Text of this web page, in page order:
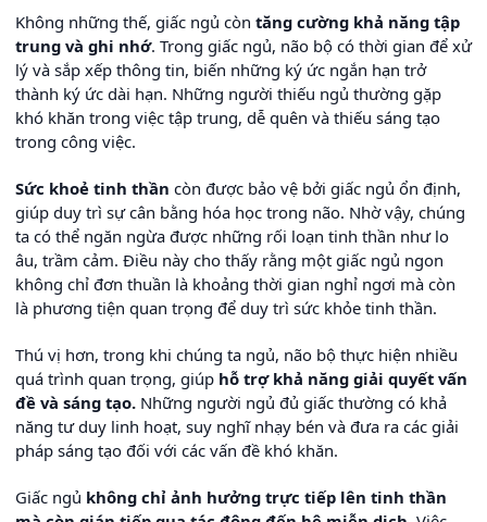
Không những thế, giấc ngủ còn tăng cường khả năng tập
trung và ghi nhớ. Trong giấc ngủ, não bộ có thời gian để xử
lý và sắp xếp thông tin, biến những ký ức ngắn hạn trở
thành ký ức dài hạn. Những người thiếu ngủ thường gặp
khó khăn trong việc tập trung, dễ quên và thiếu sáng tạo
trong công việc.
Sức khoẻ tinh thần còn được bảo vệ bởi giấc ngủ ổn định,
giúp duy trì sự cân bằng hóa học trong não. Nhờ vậy, chúng
ta có thể ngăn ngừa được những rối loạn tinh thần như lo
âu, trầm cảm. Điều này cho thấy rằng một giấc ngủ ngon
không chỉ đơn thuần là khoảng thời gian nghỉ ngơi mà còn
là phương tiện quan trọng để duy trì sức khỏe tinh thần.
Thú vị hơn, trong khi chúng ta ngủ, não bộ thực hiện nhiều
quá trình quan trọng, giúp hỗ trợ khả năng giải quyết vấn
đề và sáng tạo. Những người ngủ đủ giấc thường có khả
năng tư duy linh hoạt, suy nghĩ nhạy bén và đưa ra các giải
pháp sáng tạo đối với các vấn đề khó khăn.
Giấc ngủ không chỉ ảnh hưởng trực tiếp lên tinh thần